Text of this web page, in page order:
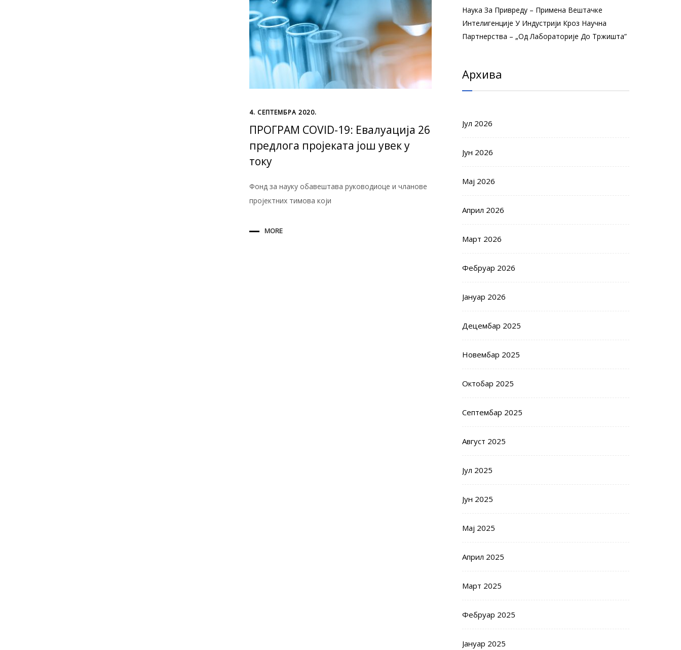
4. СЕПТЕМБРА 2020.
ПРОГРАМ COVID-19: Eвалуација 26
предлога пројеката још увек у
току
Фонд за науку обавештава руководиоце и чланове
пројектних тимова који
MORE
Наука За Привреду – Примена Вештачке
Интелигенције У Индустрији Кроз Научна
Партнерства – „Од Лабораторије До Тржишта”
Архива
Јул 2026
Јун 2026
Мај 2026
Април 2026
Март 2026
Фебруар 2026
Јануар 2026
Децембар 2025
Новембар 2025
Октобар 2025
Септембар 2025
Август 2025
Јул 2025
Јун 2025
Мај 2025
Април 2025
Март 2025
Фебруар 2025
Јануар 2025